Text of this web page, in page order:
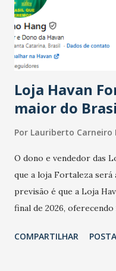
registraram equilíbrio
estabelecimentos no
do observado no mês
novembro. Em relação a
Loja Havan
maior do
Por Lauriberto Carneiro
O dono e vendedor das
que a loja Fortaleza será
previsão é que a Loja
final de 2026,
Havan Fortaleza ainda
COMPARTILHAR